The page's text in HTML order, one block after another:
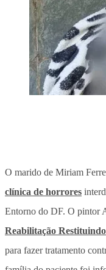
O marido de Miriam
clínica de horrores
Entorno do DF. O pintor
Reabilitação
para fazer tratamento